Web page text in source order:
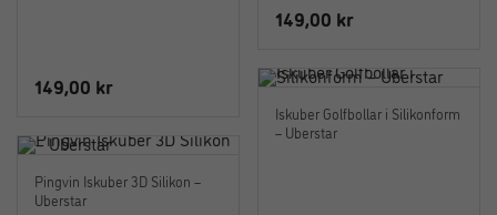
149,00 kr
149,00 kr
Iskuber Golfbollar i Silikonform
– Uberstar
Pingvin Iskuber 3D Silikon –
Uberstar